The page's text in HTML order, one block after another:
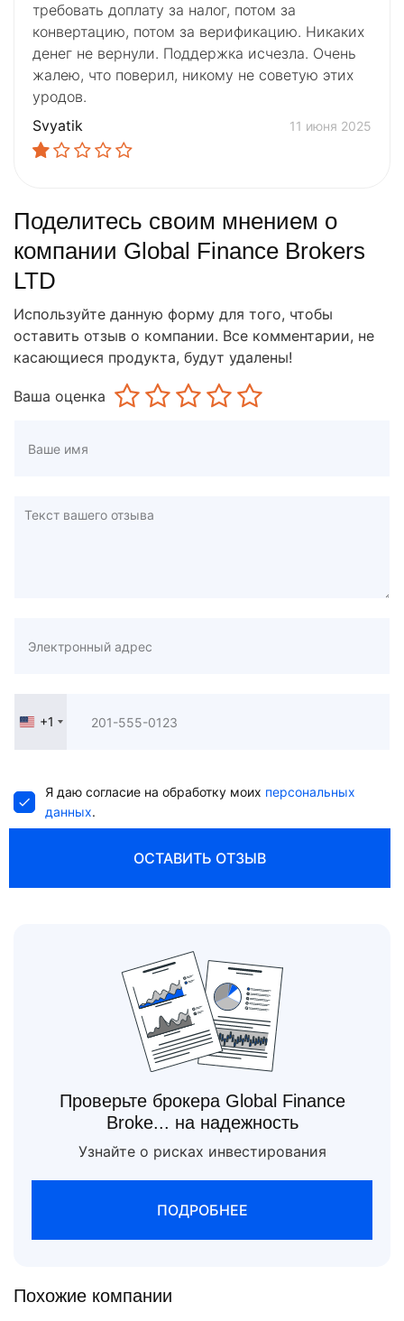
требовать доплату за налог, потом за
конвертацию, потом за верификацию. Никаких
денег не вернули. Поддержка исчезла. Очень
жалею, что поверил, никому не советую этих
уродов.
Svyatik
11 июня 2025
Поделитесь своим мнением о
компании Global Finance Brokers
LTD
Используйте данную форму для того, чтобы
оставить отзыв о компании. Все комментарии, не
касающиеся продукта, будут удалены!
Ваша оценка
United
+1
Я даю согласие на обработку моих персональных
данных.
ОСТАВИТЬ ОТЗЫВ
Проверьте брокера Global Finance
Broke... на надежность
Узнайте о рисках инвестирования
ПОДРОБНЕЕ
Похожие компании